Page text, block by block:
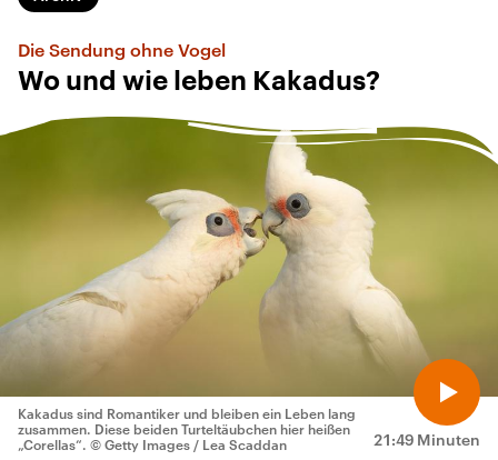
Die Sendung ohne Vogel
Wo und wie leben Kakadus?
21:49 Minuten
Kakadus sind Romantiker und bleiben ein Leben lang
zusammen. Diese beiden Turteltäubchen hier heißen
„Corellas“. © Getty Images / Lea Scaddan